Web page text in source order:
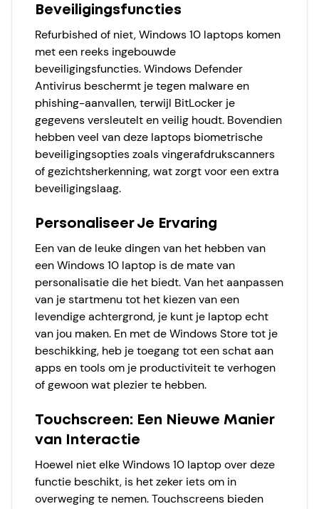
Beveiligingsfuncties
Refurbished of niet, Windows 10 laptops komen
met een reeks ingebouwde
beveiligingsfuncties. Windows Defender
Antivirus beschermt je tegen malware en
phishing-aanvallen, terwijl BitLocker je
gegevens versleutelt en veilig houdt. Bovendien
hebben veel van deze laptops biometrische
beveiligingsopties zoals vingerafdrukscanners
of gezichtsherkenning, wat zorgt voor een extra
beveiligingslaag.
Personaliseer Je Ervaring
Een van de leuke dingen van het hebben van
een Windows 10 laptop is de mate van
personalisatie die het biedt. Van het aanpassen
van je startmenu tot het kiezen van een
levendige achtergrond, je kunt je laptop echt
van jou maken. En met de Windows Store tot je
beschikking, heb je toegang tot een schat aan
apps en tools om je productiviteit te verhogen
of gewoon wat plezier te hebben.
Touchscreen: Een Nieuwe Manier
van Interactie
Hoewel niet elke Windows 10 laptop over deze
functie beschikt, is het zeker iets om in
overweging te nemen. Touchscreens bieden